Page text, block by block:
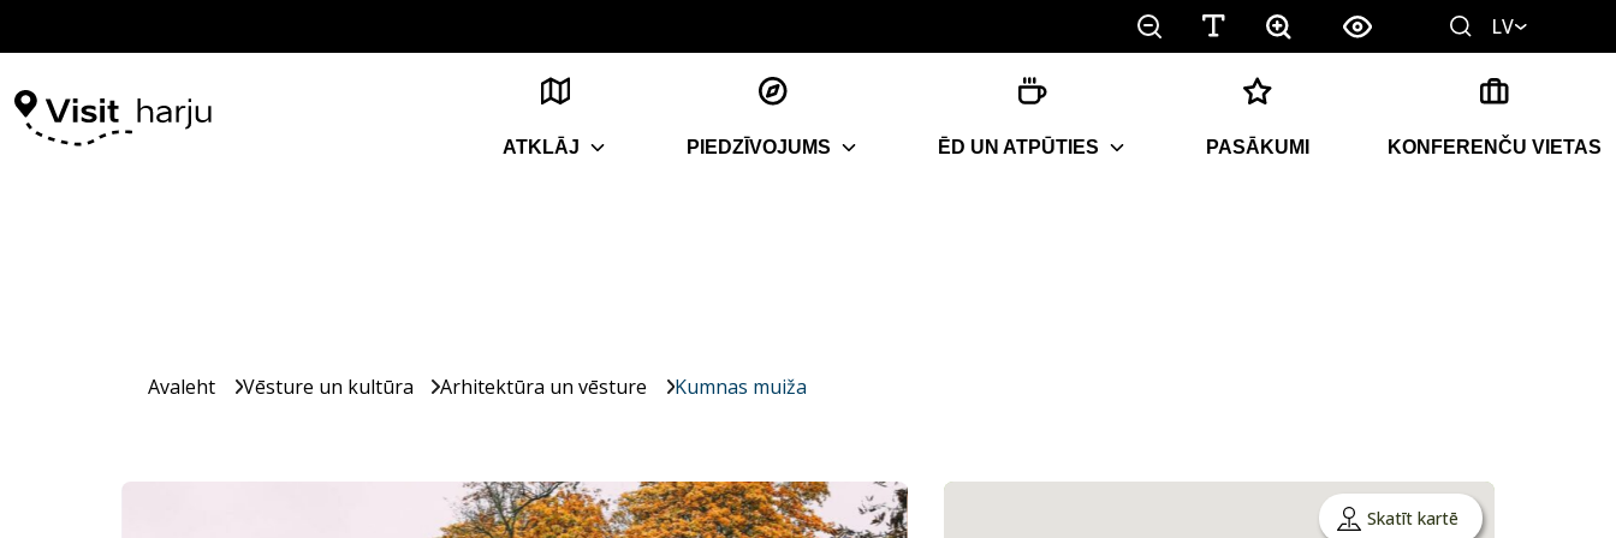
LV
ATKLĀJ PIEDZĪVOJUMS ĒD UN ATPŪTIES PASĀKUMI KONFERENČU VIETAS
Avaleht Vēsture un kultūra Arhitektūra un vēsture Kumnas muiža
Skatīt kartē